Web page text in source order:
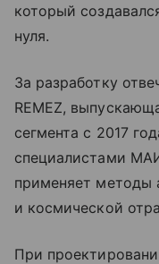
который
нуля.
За разработку
REMEZ,
сегмента с 2017
специалистами
применяет методы
и космической
При